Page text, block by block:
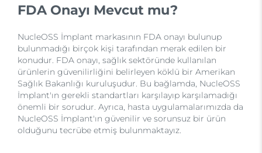
FDA Onayı Mevcut mu?
NucleOSS İmplant markasının FDA onayı bulunup
bulunmadığı birçok kişi tarafından merak edilen bir
konudur. FDA onayı, sağlık sektöründe kullanılan
ürünlerin güvenilirliğini belirleyen köklü bir Amerikan
Sağlık Bakanlığı kuruluşudur. Bu bağlamda, NucleOSS
İmplant'ın gerekli standartları karşılayıp karşılamadığı
önemli bir sorudur. Ayrıca, hasta uygulamalarımızda da
NucleOSS İmplant'ın güvenilir ve sorunsuz bir ürün
olduğunu tecrübe etmiş bulunmaktayız.